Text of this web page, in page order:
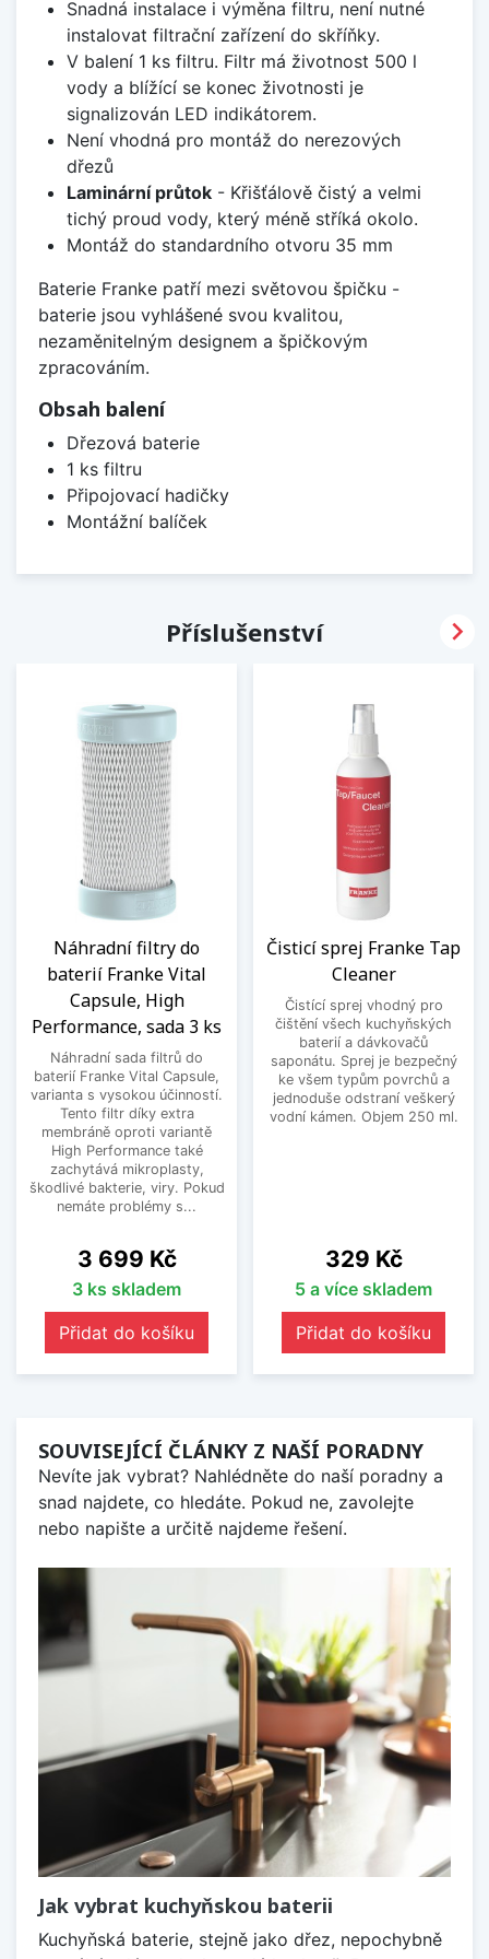
Snadná instalace i výměna filtru, není nutné
instalovat filtrační zařízení do skříňky.
V balení 1 ks filtru. Filtr má životnost 500 l
vody a blížící se konec životnosti je
signalizován LED indikátorem.
Není vhodná pro montáž do nerezových
dřezů
Laminární průtok- Křišťálově čistý a velmi
tichý proud vody, který méně stříká okolo.
Montáž do standardního otvoru 35 mm
Baterie Franke patří mezi světovou špičku -
baterie jsou vyhlášené svou kvalitou,
nezaměnitelným designem a špičkovým
zpracováním.
Obsah balení
Dřezová baterie
1 ks filtru
Připojovací hadičky
Montážní balíček
Příslušenství
Náhradní filtry do
baterií Franke Vital
Capsule, High
Performance, sada 3 ks
Náhradní sada filtrů do
baterií Franke Vital Capsule,
varianta s vysokou účinností.
Tento filtr díky extra
membráně oproti variantě
High Performance také
zachytává mikroplasty,
škodlivé bakterie, viry. Pokud
nemáte problémy s...
Cena
3 699 Kč
3 ks skladem
Přidat do košíku
Čisticí sprej Franke Tap
Cleaner
Čistící sprej vhodný pro
čištění všech kuchyňských
baterií a dávkovačů
saponátu. Sprej je bezpečný
ke všem typům povrchů a
jednoduše odstraní veškerý
vodní kámen. Objem 250 ml.
Cena
329 Kč
5 a více skladem
Přidat do košíku

SOUVISEJÍCÍ ČLÁNKY Z NAŠÍ PORADNY
Nevíte jak vybrat? Nahlédněte do naší poradny a
snad najdete, co hledáte. Pokud ne, zavolejte
nebo napište a určitě najdeme řešení.
Jak vybrat kuchyňskou baterii
Kuchyňská baterie, stejně jako dřez, nepochybně